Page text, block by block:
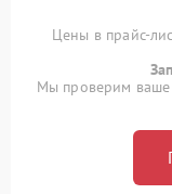
Цены в прайс-
Мы проверим ваше